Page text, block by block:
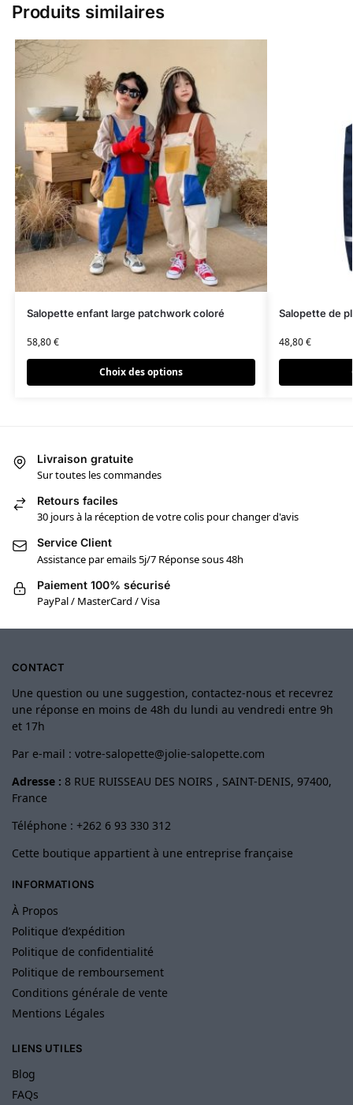
Produits similaires
Salopette enfant large patchwork coloré
58,80€
Choix des options
Salopette de
48,80€
Livraison gratuite
Sur toutes les commandes
Retours faciles
30 jours à la réception de votre colis pour changer d'avis
Service Client
Assistance par emails 5j/7 Réponse sous 48h
Paiement 100% sécurisé
PayPal / MasterCard / Visa
CONTACT
Une question ou une suggestion, contactez-nous et recevrez
une réponse en moins de 48h du lundi au vendredi entre 9h
et 17h
Par e-mail : votre-salopette@jolie-salopette.com
Adresse : 8 RUE RUISSEAU DES NOIRS , SAINT-DENIS, 97400,
France
Téléphone : +262 6 93 330 312
Cette boutique appartient à une entreprise française
INFORMATIONS
À Propos
Politique d’expédition
Politique de confidentialité
Politique de remboursement
Conditions générale de vente
Mentions Légales
LIENS UTILES
Blog
FAQs